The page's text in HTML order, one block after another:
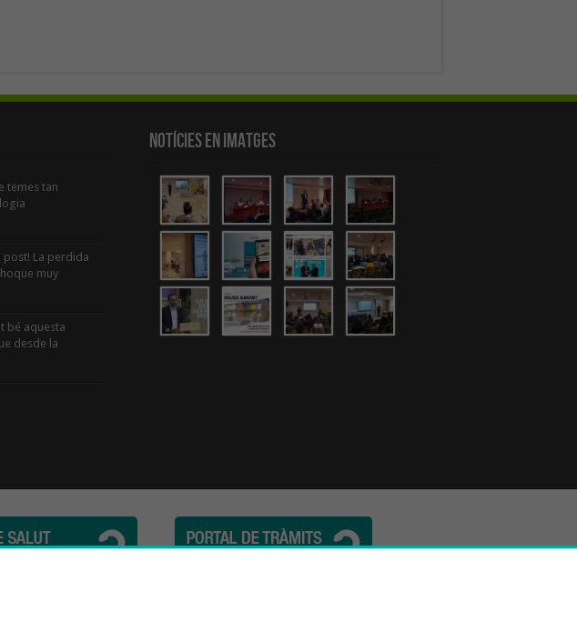
temes tan
post! La perdida
muy
bé aquesta
desde la
Notícies en Imatges
64-66 - 08009 Barcelona | Tel. (34) 932 44 07 10